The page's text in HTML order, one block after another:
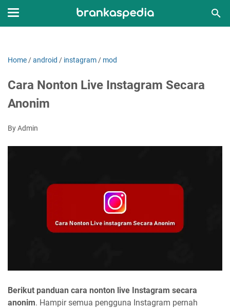
Home /android / instagram / mod
Cara Nonton Live Instagram Secara
Anonim
By Admin
Berikut panduan cara nonton live Instagram secara
anonim. Hampir semua pengguna Instagram pernah